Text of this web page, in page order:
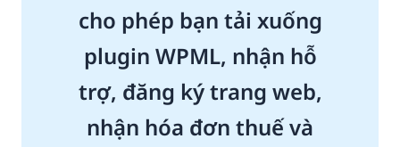
cho phép bạn tải xuống
plugin WPML, nhận hỗ
trợ, đăng ký trang web,
nhận hóa đơn thuế và